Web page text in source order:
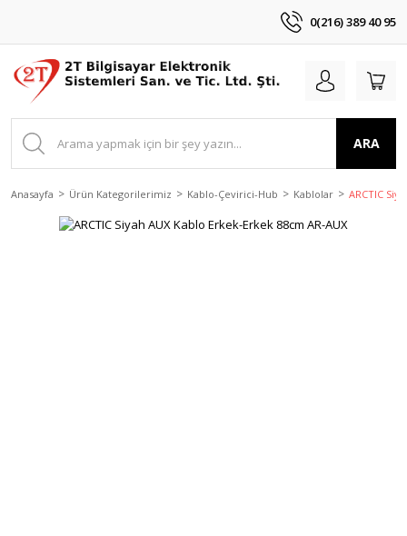
0(216) 389 40 95
ARA
Anasayfa Ürün Kategorilerimiz Kablo-Çevirici-Hub Kablolar ARCTIC